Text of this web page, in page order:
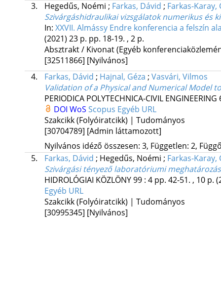
3.
Hegedűs, Noémi ; Farkas, Dávid ; Farkas-Karay,
Szivárgáshidraulikai vizsgálatok numerikus és
In: XXVII. Almássy Endre konferencia a felszín
(2021) 23 p. pp. 18-19. , 2 p.
Absztrakt / Kivonat (Egyéb
[32511866] [Nyilvános]
4.
Farkas, Dávid ; Hajnal, Géza ; Vasvári, Vilmos
Validation of a Physical and Numerical Model
PERIODICA POLYTECHNICA-CIVIL ENGINEERING
DOI WoS Scopus Egyéb URL
Szakcikk (Folyóiratcikk) | Tudományos
[30704789] [Admin láttamozott]
Nyilvános idéző összesen: 3, Független: 2,
5.
Farkas, Dávid ; Hegedűs, Noémi ; Farkas-Karay,
Szivárgási tényező laboratóriumi
HIDROLÓGIAI KÖZLÖNY99: 4 pp. 42-51. , 10 p.
Egyéb URL
Szakcikk (Folyóiratcikk) | Tudományos
[30995345] [Nyilvános]